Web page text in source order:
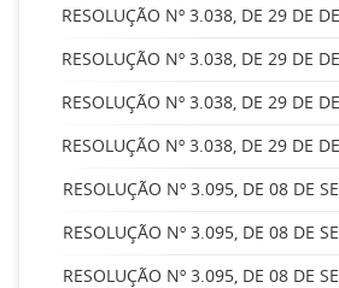
RESOLUÇÃO Nº 3.038, DE 29 DE
RESOLUÇÃO Nº 3.038, DE 29 DE
RESOLUÇÃO Nº 3.038, DE 29 DE
RESOLUÇÃO Nº 3.038, DE 29 DE
RESOLUÇÃO Nº 3.095, DE 08 DE
RESOLUÇÃO Nº 3.095, DE 08 DE
RESOLUÇÃO Nº 3.095, DE 08 DE